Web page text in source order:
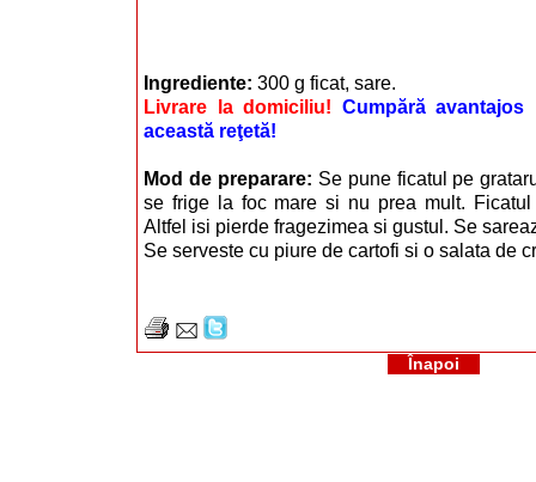
Ingrediente: 300 g ficat, sare.
Livrare la domiciliu! Cumpără avantajos
această reţetă!
Mod de preparare: Se pune ficatul pe
se frige la foc mare si nu prea mult.
Altfel isi pierde fragezimea si gustul. Se
Se serveste cu piure de cartofi si o salata de
Înapoi